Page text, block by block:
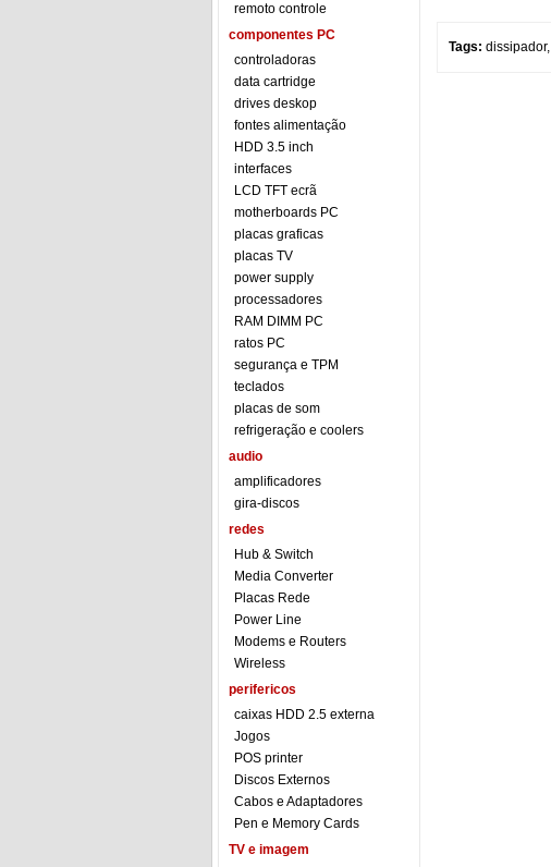
remoto controle
componentes PC
controladoras
data cartridge
drives deskop
fontes alimentação
HDD 3.5 inch
interfaces
LCD TFT ecrã
motherboards PC
placas graficas
placas TV
power supply
processadores
RAM DIMM PC
ratos PC
segurança e TPM
teclados
placas de som
refrigeração e coolers
audio
amplificadores
gira-discos
redes
Hub & Switch
Media Converter
Placas Rede
Power Line
Modems e Routers
Wireless
perifericos
caixas HDD 2.5 externa
Jogos
POS printer
Discos Externos
Cabos e Adaptadores
Pen e Memory Cards
TV e imagem
Tags: dissipador,